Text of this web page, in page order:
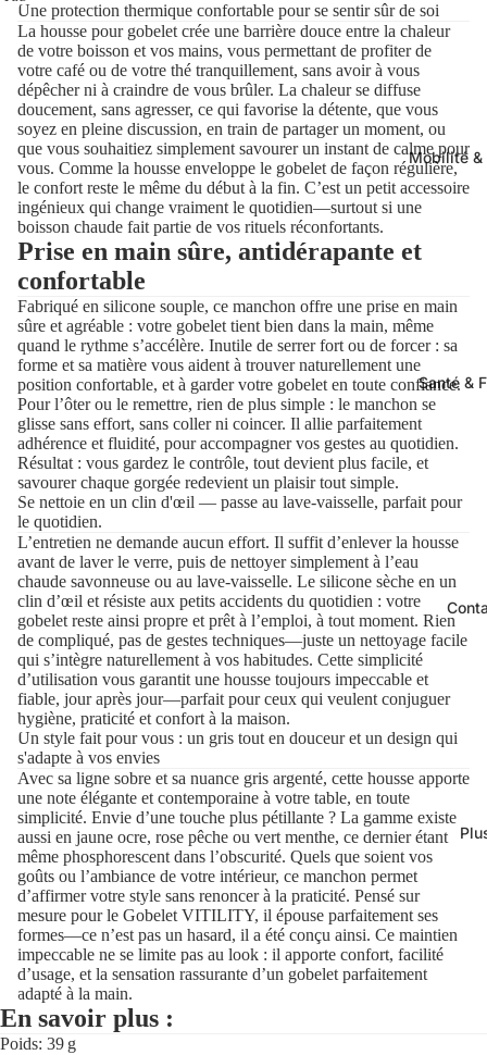
Mobilité &
Santé &
Une protection thermique confortable pour se sentir sûr de soi
La housse pour gobelet crée une barrière douce entre la chaleur
de votre boisson et vos mains, vous permettant de profiter de
votre café ou de votre thé tranquillement, sans avoir à vous
dépêcher ni à craindre de vous brûler. La chaleur se diffuse
doucement, sans agresser, ce qui favorise la détente, que vous
soyez en pleine discussion, en train de partager un moment, ou
que vous souhaitiez simplement savourer un instant de calme pour
vous. Comme la housse enveloppe le gobelet de façon régulière,
le confort reste le même du début à la fin. C’est un petit accessoire
ingénieux qui change vraiment le quotidien—surtout si une
boisson chaude fait partie de vos rituels réconfortants.
Prise en main sûre, antidérapante et
confortable
Fabriqué en silicone souple, ce manchon offre une prise en main
sûre et agréable : votre gobelet tient bien dans la main, même
quand le rythme s’accélère. Inutile de serrer fort ou de forcer : sa
forme et sa matière vous aident à trouver naturellement une
position confortable, et à garder votre gobelet en toute confiance.
Pour l’ôter ou le remettre, rien de plus simple : le manchon se
glisse sans effort, sans coller ni coincer. Il allie parfaitement
adhérence et fluidité, pour accompagner vos gestes au quotidien.
Résultat : vous gardez le contrôle, tout devient plus facile, et
savourer chaque gorgée redevient un plaisir tout simple.
Se nettoie en un clin d'œil — passe au lave-vaisselle, parfait pour
le quotidien.
L’entretien ne demande aucun effort. Il suffit d’enlever la housse
avant de laver le verre, puis de nettoyer simplement à l’eau
chaude savonneuse ou au lave-vaisselle. Le silicone sèche en un
clin d’œil et résiste aux petits accidents du quotidien : votre
gobelet reste ainsi propre et prêt à l’emploi, à tout moment. Rien
de compliqué, pas de gestes techniques—juste un nettoyage facile
qui s’intègre naturellement à vos habitudes. Cette simplicité
d’utilisation vous garantit une housse toujours impeccable et
fiable, jour après jour—parfait pour ceux qui veulent conjuguer
hygiène, praticité et confort à la maison.
Un style fait pour vous : un gris tout en douceur et un design qui
s'adapte à vos envies
Avec sa ligne sobre et sa nuance gris argenté, cette housse apporte
une note élégante et contemporaine à votre table, en toute
simplicité. Envie d’une touche plus pétillante ? La gamme existe
aussi en jaune ocre, rose pêche ou vert menthe, ce dernier étant
même phosphorescent dans l’obscurité. Quels que soient vos
goûts ou l’ambiance de votre intérieur, ce manchon permet
d’affirmer votre style sans renoncer à la praticité. Pensé sur
mesure pour le Gobelet VITILITY, il épouse parfaitement ses
formes—ce n’est pas un hasard, il a été conçu ainsi. Ce maintien
impeccable ne se limite pas au look : il apporte confort, facilité
d’usage, et la sensation rassurante d’un gobelet parfaitement
adapté à la main.
En savoir plus :
Poids: 39 g